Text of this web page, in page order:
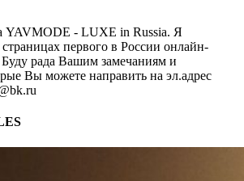
YAVMODE - LUXE in Russia. Я
первого в России онлайн-
рада Вашим замечаниям и
Вы можете направить на эл.адрес